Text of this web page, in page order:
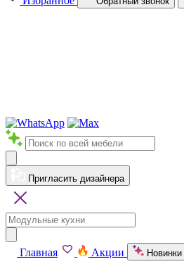
Пригласить дизайнера
Главная Акции Новинки